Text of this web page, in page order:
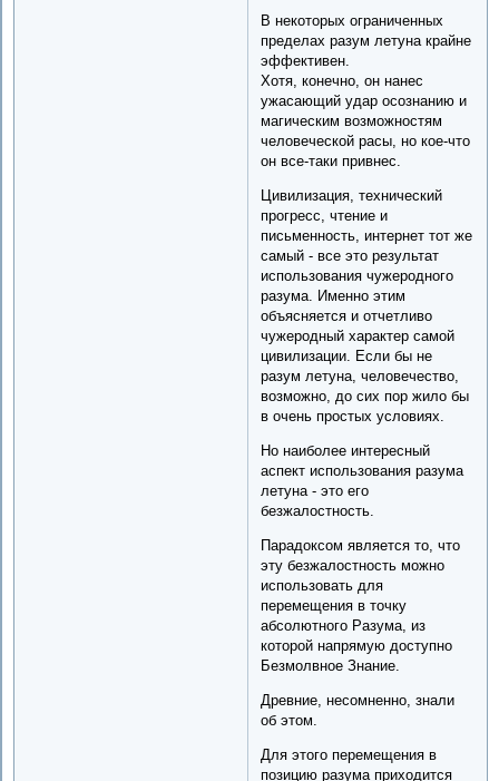
В некоторых ограниченных
пределах разум летуна крайне
эффективен.
Хотя, конечно, он нанес
ужасающий удар осознанию и
магическим возможностям
человеческой расы, но кое-что
он все-таки привнес.
Цивилизация, технический
прогресс, чтение и
письменность, интернет тот же
самый - все это результат
использования чужеродного
разума. Именно этим
объясняется и отчетливо
чужеродный характер самой
цивилизации. Если бы не
разум летуна, человечество,
возможно, до сих пор жило бы
в очень простых условиях.
Но наиболее интересный
аспект использования разума
летуна - это его
безжалостность.
Парадоксом является то, что
эту безжалостность можно
использовать для
перемещения в точку
абсолютного Разума, из
которой напрямую доступно
Безмолвное Знание.
Древние, несомненно, знали
об этом.
Для этого перемещения в
позицию разума приходится